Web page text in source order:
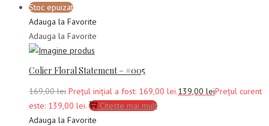
Stoc epuizat
Adauga la Favorite
Adauga la Favorite
Colier Floral Statement – #005
169,00lei Prețul inițial a fost: 169,00 lei.139,00 leiPrețul curent
este: 139,00 lei.
Citește mai mult
Adauga la Favorite